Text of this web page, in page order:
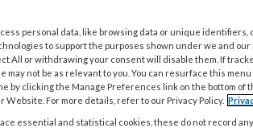
voelt
personal data, like browsing data or unique identifiers,
to support the purposes shown under we and
All or withdrawing your consent will disable them. If
may not be as relevant to you. You can resurface this
by clicking the Manage Preferences link on the bottom of
For more details, refer to our Privacy Policy.
essential and statistical cookies, these do not record